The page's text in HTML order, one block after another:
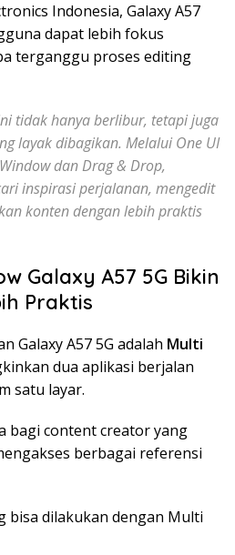
Indonesia, Galaxy A57
dapat lebih fokus
terganggu proses editing
tidak hanya berlibur, tetapi juga
layak dibagikan. Melalui One UI
dan Drag & Drop,
inspirasi perjalanan, mengedit
konten dengan lebih praktis
Galaxy A57 5G Bikin
Praktis
Galaxy A57 5G adalah Multi
dua aplikasi berjalan
satu layar.
bagi content creator yang
berbagai referensi
bisa dilakukan dengan Multi